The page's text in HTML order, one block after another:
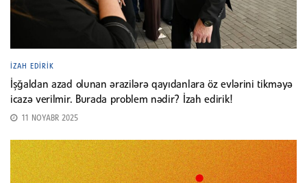
İZAH EDIRIK
İşğaldan azad olunan ərazilərə qayıdanlara öz evlərini tikməyə
icazə verilmir. Burada problem nədir? İzah edirik!
11 NOYABR 2025